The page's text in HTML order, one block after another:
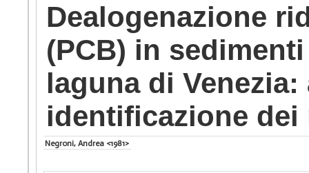
Dealogenazione
(PCB) in
laguna di
identificazione
Negroni, Andrea <1981>